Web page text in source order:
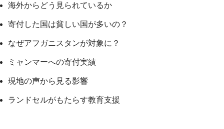
海外からどう見られているか
寄付した国は貧しい国が多いの？
なぜアフガニスタンが対象に？
ミャンマーへの寄付実績
現地の声から見る影響
ランドセルがもたらす教育支援